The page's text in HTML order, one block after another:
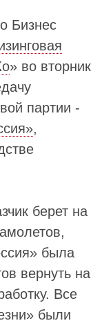
Бизнес
» во вторник
партии -
,
берет на
была
вернуть на
Все
были